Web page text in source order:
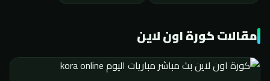
مقالات كورة اون لاين